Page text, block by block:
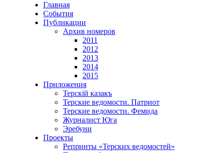
Главная
События
Публикации
Архив номеров
2011
2012
2013
2014
2015
Приложения
Терскiй казакъ
Терские ведомости. Патриот
Терские ведомости. Фемида
Журналист Юга
Эребуни
Проекты
Репринты «Терских ведомостей»